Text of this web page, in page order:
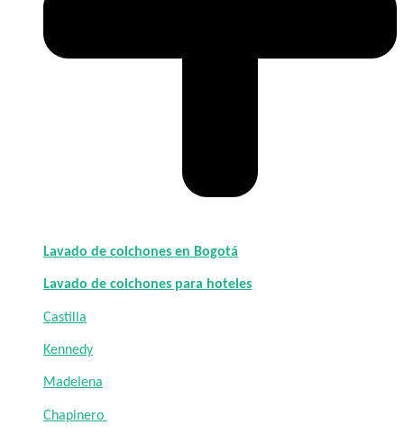
Lavado de colchones en Bogotá
Lavado de colchones para hoteles
Castilla
Kennedy
Madelena
Chapinero